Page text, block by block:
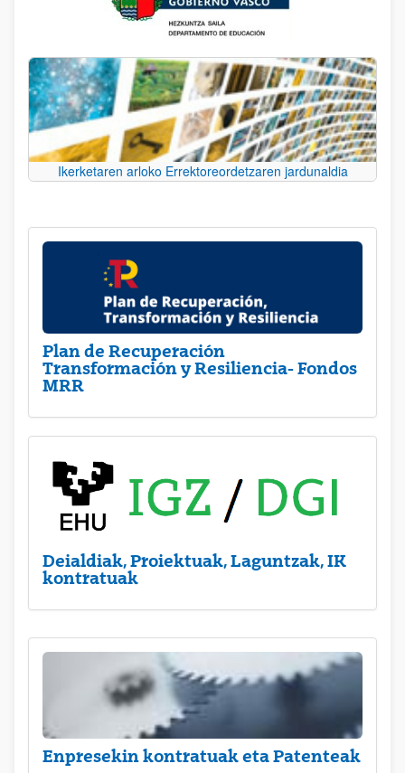
Ikerketaren arloko Errektoreordetzaren jardunaldia
Plan de Recuperación
Transformación y Resiliencia- Fondos
MRR
Deialdiak, Proiektuak, Laguntzak, IK
kontratuak
Enpresekin kontratuak eta Patenteak